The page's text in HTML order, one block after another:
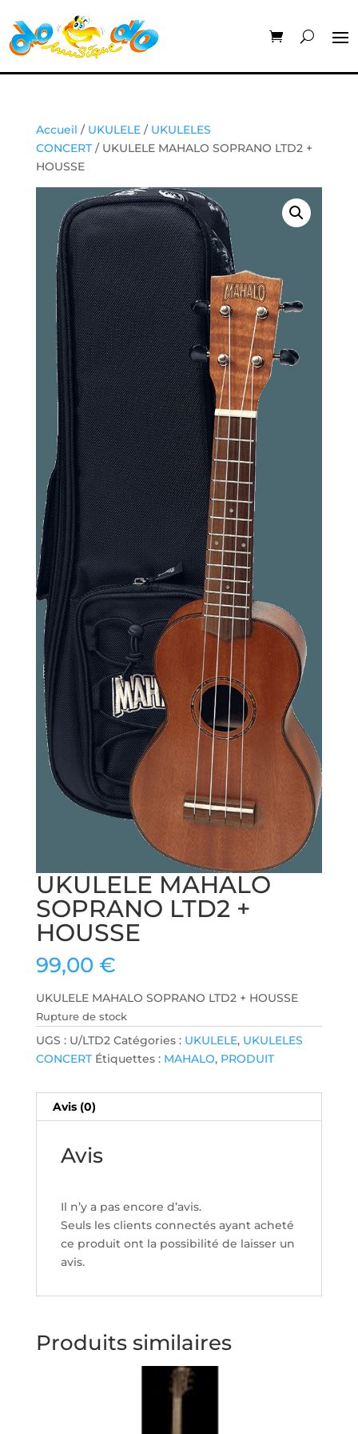
Accueil / UKULELE/ UKULELES
CONCERT/ UKULELE MAHALO SOPRANO LTD2 +
HOUSSE
UKULELE MAHALO
SOPRANO LTD2 +
HOUSSE
99,00 €
UKULELE MAHALO SOPRANO LTD2 + HOUSSE
Rupture de stock
UGS : U/LTD2 Catégories : UKULELE, UKULELES
CONCERT Étiquettes : MAHALO, PRODUIT
Avis (0)
Avis
Il n’y a pas encore d’avis.
Seuls les clients connectés ayant acheté
ce produit ont la possibilité de laisser un
avis.
Produits similaires